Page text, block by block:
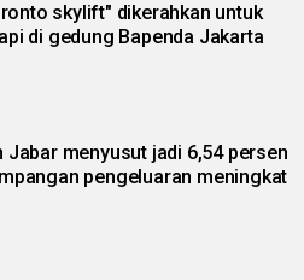
skylift" dikerahkan untuk
di gedung Bapenda Jakarta
Jabar menyusut jadi 6,54 persen
pengeluaran meningkat